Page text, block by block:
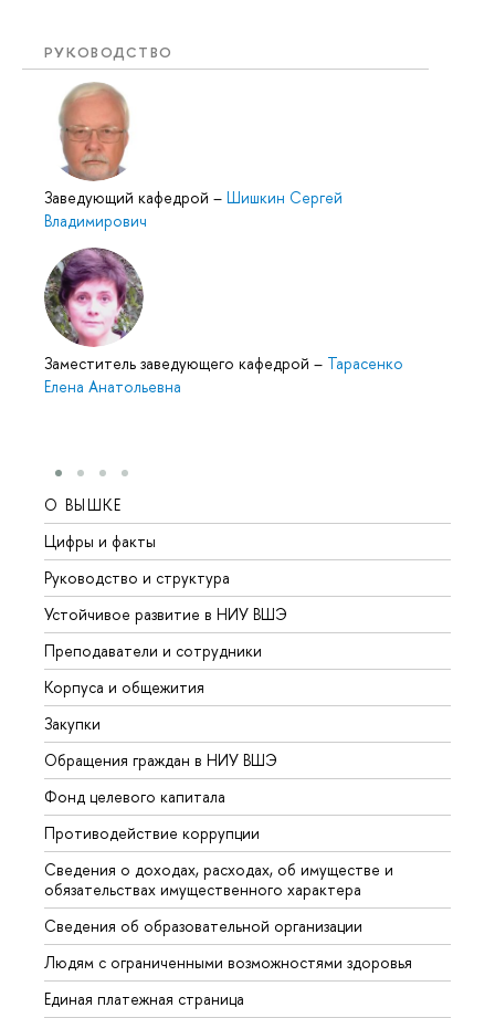
РУКОВОДСТВО
Заведующий кафедрой – Шишкин Сергей
Владимирович
Заместитель заведующего кафедрой – Тарасенко
Елена Анатольевна
О ВЫШКЕ
Цифры и факты
Руководство и структура
Устойчивое развитие в НИУ ВШЭ
Преподаватели и сотрудники
Корпуса и общежития
Закупки
Обращения граждан в НИУ ВШЭ
Фонд целевого капитала
Противодействие коррупции
Сведения о доходах, расходах, об имуществе и
обязательствах имущественного характера
Сведения об образовательной организации
Людям с ограниченными возможностями здоровья
Единая платежная страница